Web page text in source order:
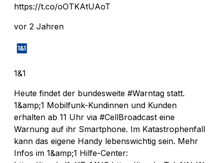
https://t.co/oOTKAtUAoT
vor 2 Jahren
1&1
Heute findet der bundesweite #Warntag statt.
1&amp;1 Mobilfunk-Kundinnen und Kunden
erhalten ab 11 Uhr via #CellBroadcast eine
Warnung auf ihr Smartphone. Im Katastrophenfall
kann das eigene Handy lebenswichtig sein. Mehr
Infos im 1&amp;1 Hilfe-Center: